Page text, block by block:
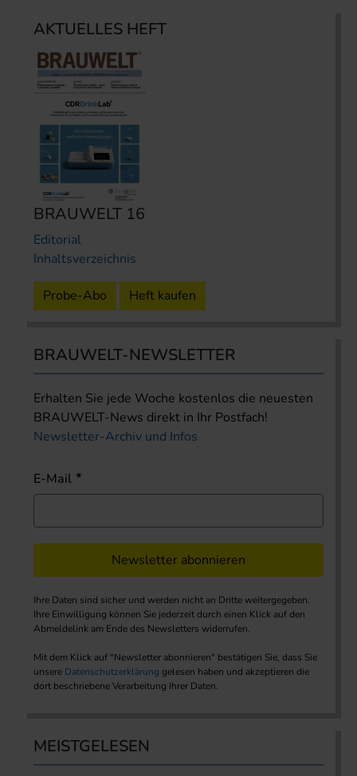
AKTUELLES HEFT
BRAUWELT 16
Editorial
Inhaltsverzeichnis
Probe-Abo Heft kaufen
BRAUWELT-NEWSLETTER
Erhalten Sie jede Woche kostenlos die neuesten
BRAUWELT-News direkt in Ihr Postfach!
Newsletter-Archiv und Infos
E-Mail
Newsletter abonnieren
Ihre Daten sind sicher und werden nicht an Dritte weitergegeben.
Ihre Einwilligung können Sie jederzeit durch einen Klick auf den
Abmeldelink am Ende des Newsletters widerrufen.
Mit dem Klick auf "Newsletter abonnieren" bestätigen Sie, dass Sie
unsere Datenschutzerklärung gelesen haben und akzeptieren die
dort beschriebene Verarbeitung Ihrer Daten.
MEISTGELESEN